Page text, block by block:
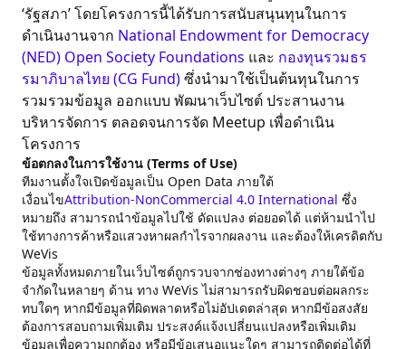
‘รัฐสภา’ โดยโครงการนี้ได้รับการสนับสนุนทุนในการ
ดำเนินงานจาก National Endowment for Democracy
(NED) Open Society Foundations และ กองทุนรวมธร
รมาภิบาลไทย (CG Fund)ซึ่งนำมาใช้เป็นต้นทุนในการ
รวมรวมข้อมูล ออกแบบ พัฒนาเว็บไซต์ ประสานงาน
บริหารจัดการ ตลอดจนการจัด Meetup เพื่อดำเนิน
โครงการ
ข้อตกลงในการใช้งาน (Terms of Use)
ทีมงานตั้งใจเปิดข้อมูลเป็น Open Data ภายใต้
เงื่อนไขAttribution-NonCommercial 4.0 International ซึ่ง
หมายถึง สามารถนำข้อมูลไปใช้ ดัดแปลง ต่อยอดได้ แต่ห้ามนำไป
ใช้ทางการค้าหรือแสวงหาผลกำไรจากผลงาน และต้องให้เครดิตกับ
WeVis
ข้อมูลทั้งหมดภายในเว็บไซต์ถูกรวบจากช่องทางต่างๆ ภายใต้ข้อ
จำกัดในหลายๆ ด้าน ทาง WeVis ไม่สามารถรับผิดชอบต่อผลกระ
ทบใดๆ หากมีข้อมูลที่ผิดพลาดหรือไม่อัปเดตล่าสุด หากมีข้อสงสัย
ต้องการสอบถามเพิ่มเติม ประสงค์แจ้งเปลี่ยนแปลงหรือเพิ่มเติม
ข้อมูลเพื่อความถูกต้อง หรือมีข้อเสนอแนะใดๆ สามารถติดต่อได้ที่